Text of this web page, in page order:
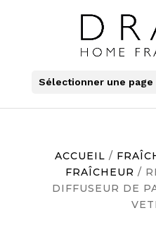
Sélectionner une page
ACCUEIL /
FRAÎCHEUR /
DIFFUSEUR DE